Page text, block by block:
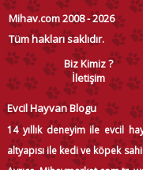
Mihav.com 2008 - 2026
Tüm hakları saklıdır.
Biz Kimiz ?
İletişim
Evcil Hayvan Blogu
14 yıllık deneyim ile evcil
altyapısı ile kedi ve köpek